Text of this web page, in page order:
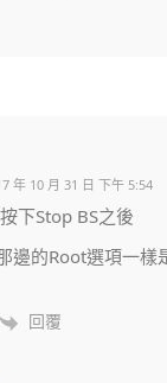
年 10 月 31 日 下午 5:54
下Stop BS之後
邊的Root選項一樣
回覆